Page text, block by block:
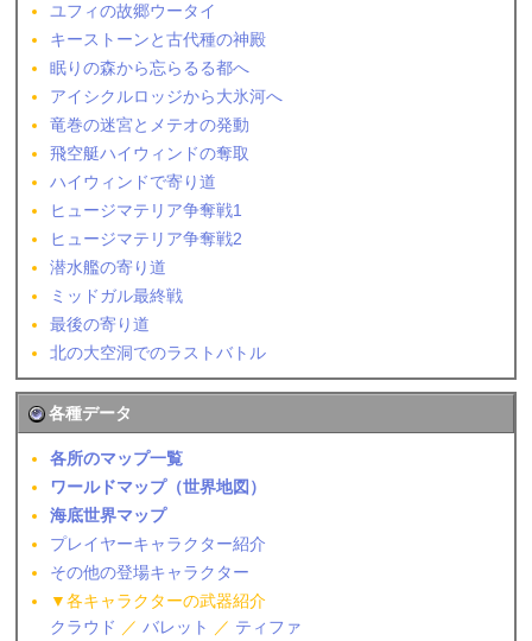
ユフィの故郷ウータイ
キーストーンと古代種の神殿
眠りの森から忘らるる都へ
アイシクルロッジから大氷河へ
竜巻の迷宮とメテオの発動
飛空艇ハイウィンドの奪取
ハイウィンドで寄り道
ヒュージマテリア争奪戦1
ヒュージマテリア争奪戦2
潜水艦の寄り道
ミッドガル最終戦
最後の寄り道
北の大空洞でのラストバトル
各種データ
各所のマップ一覧
ワールドマップ（世界地図）
海底世界マップ
プレイヤーキャラクター紹介
その他の登場キャラクター
▼各キャラクターの武器紹介
クラウド ／バレット ／ ティファ